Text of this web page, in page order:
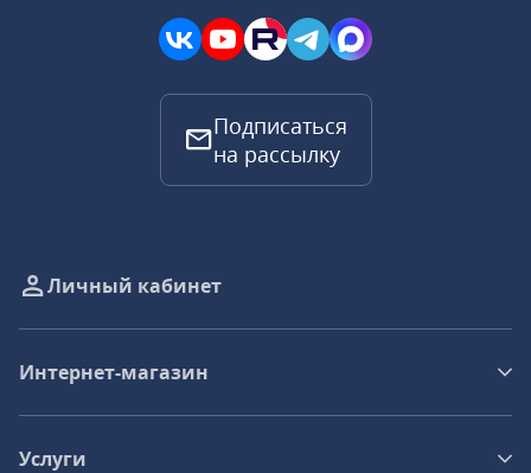
Подписаться
на рассылку
Личный кабинет
Интернет-магазин
Услуги